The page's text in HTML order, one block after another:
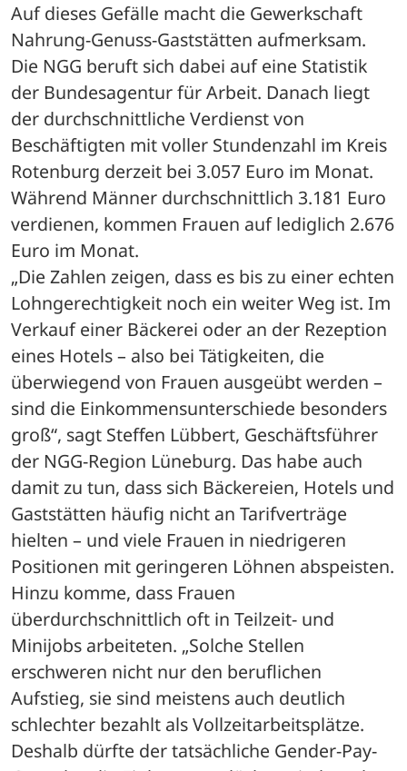
Auf dieses Gefälle macht die Gewerkschaft
Nahrung-Genuss-Gaststätten aufmerksam.
Die NGG beruft sich dabei auf eine Statistik
der Bundesagentur für Arbeit. Danach liegt
der durchschnittliche Verdienst von
Beschäftigten mit voller Stundenzahl im Kreis
Rotenburg derzeit bei 3.057 Euro im Monat.
Während Männer durchschnittlich 3.181 Euro
verdienen, kommen Frauen auf lediglich 2.676
Euro im Monat.
„Die Zahlen zeigen, dass es bis zu einer echten
Lohngerechtigkeit noch ein weiter Weg ist. Im
Verkauf einer Bäckerei oder an der Rezeption
eines Hotels – also bei Tätigkeiten, die
überwiegend von Frauen ausgeübt werden –
sind die Einkommensunterschiede besonders
groß“, sagt Steffen Lübbert, Geschäftsführer
der NGG-Region Lüneburg. Das habe auch
damit zu tun, dass sich Bäckereien, Hotels und
Gaststätten häufig nicht an Tarifverträge
hielten – und viele Frauen in niedrigeren
Positionen mit geringeren Löhnen abspeisten.
Hinzu komme, dass Frauen
überdurchschnittlich oft in Teilzeit- und
Minijobs arbeiteten. „Solche Stellen
erschweren nicht nur den beruflichen
Aufstieg, sie sind meistens auch deutlich
schlechter bezahlt als Vollzeitarbeitsplätze.
Deshalb dürfte der tatsächliche Gender-Pay-